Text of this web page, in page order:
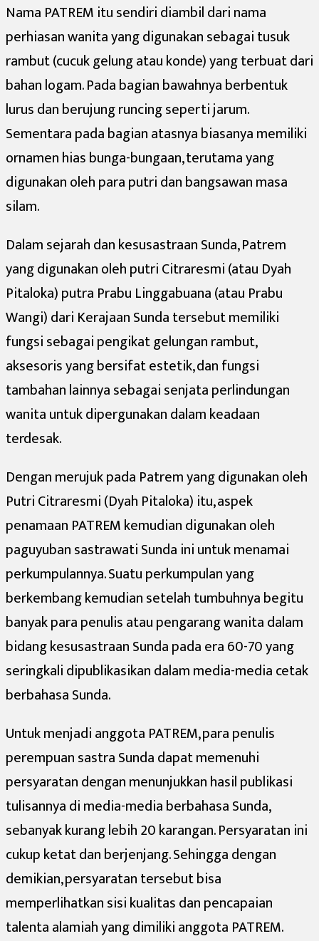
Nama PATREM itu sendiri diambil dari nama
perhiasan wanita yang digunakan sebagai tusuk
rambut (cucuk gelung atau konde) yang terbuat dari
bahan logam. Pada bagian bawahnya berbentuk
lurus dan berujung runcing seperti jarum.
Sementara pada bagian atasnya biasanya memiliki
ornamen hias bunga-bungaan, terutama yang
digunakan oleh para putri dan bangsawan masa
silam.
Dalam sejarah dan kesusastraan Sunda, Patrem
yang digunakan oleh putri Citraresmi (atau Dyah
Pitaloka) putra Prabu Linggabuana (atau Prabu
Wangi) dari Kerajaan Sunda tersebut memiliki
fungsi sebagai pengikat gelungan rambut,
aksesoris yang bersifat estetik, dan fungsi
tambahan lainnya sebagai senjata perlindungan
wanita untuk dipergunakan dalam keadaan
terdesak.
Dengan merujuk pada Patrem yang digunakan oleh
Putri Citraresmi (Dyah Pitaloka) itu, aspek
penamaan PATREM kemudian digunakan oleh
paguyuban sastrawati Sunda ini untuk menamai
perkumpulannya. Suatu perkumpulan yang
berkembang kemudian setelah tumbuhnya begitu
banyak para penulis atau pengarang wanita dalam
bidang kesusastraan Sunda pada era 60-70 yang
seringkali dipublikasikan dalam media-media cetak
berbahasa Sunda.
Untuk menjadi anggota PATREM, para penulis
perempuan sastra Sunda dapat memenuhi
persyaratan dengan menunjukkan hasil publikasi
tulisannya di media-media berbahasa Sunda,
sebanyak kurang lebih 20 karangan. Persyaratan ini
cukup ketat dan berjenjang. Sehingga dengan
demikian, persyaratan tersebut bisa
memperlihatkan sisi kualitas dan pencapaian
talenta alamiah yang dimiliki anggota PATREM.